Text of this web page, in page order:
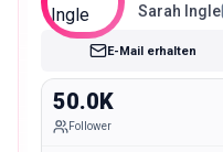
Sarah Ingle
E-Mail erhalten
50.0K
Follower